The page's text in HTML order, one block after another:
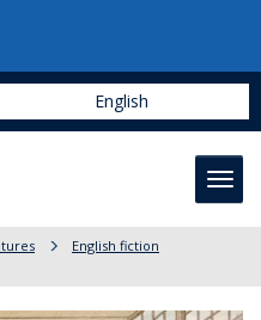
English
English fiction